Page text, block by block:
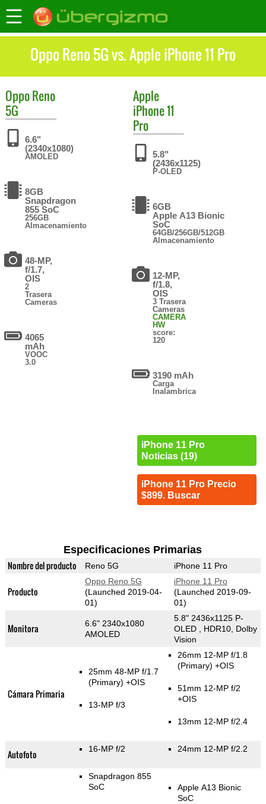
Oppo Reno 5G vs. Apple iPhone 11 Pro
OppoReno
5G
6.6"
(2340x1080)
AMOLED
8GB
Snapdragon
855 SoC
256GB
Almacenamiento
48-MP,
f/1.7,
OIS
2
Trasera
Cameras
4065
mAh
VOOC
3.0
Apple
iPhone 11
Pro
5.8"
(2436x1125)
P-OLED
6GB
Apple A13 Bionic
SoC
64GB/256GB/512GB
Almacenamiento
12-MP,
f/1.8,
OIS
3 Trasera
Cameras
CAMERA
HW
score:
120
3190 mAh
Carga
Inalambrica
iPhone 11 Pro
Noticias (19)
iPhone 11 Pro Precio
$899. Buscar
Especificaciones Primarias
Nombre del producto Reno 5G iPhone 11 Pro
Producto
Oppo Reno 5G
(Launched 2019-04-
01)
iPhone 11 Pro
(Launched 2019-09-
01)
Monitora
6.6" 2340x1080
AMOLED
5.8" 2436x1125 P-
OLED , HDR10, Dolby
Vision
Cámara Primaria
25mm 48-MP f/1.7
(Primary) +OIS
13-MP f/3
26mm 12-MP f/1.8
(Primary) +OIS
51mm 12-MP f/2
+OIS
13mm 12-MP f/2.4
Autofoto 16-MP f/2 24mm 12-MP f/2.2
Snapdragon 855
SoC
Apple A13 Bionic
SoC